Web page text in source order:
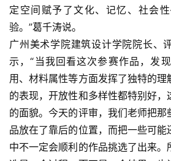
征
稿
学
术
研
究
法
书
定空间赋予了文化、记忆、社会
验。”葛千涛说。
广州美术学院建筑设计学院院长、
示，“当我回看这次参赛作品，发
用、材料属性等方面发挥了独特的理
的表现，开放性和多样性都特别好
的面貌。今天的评审，我们老师把
品放在了靠后的位置，而把一些可能
中不一定会顺利的作品挑选了出来